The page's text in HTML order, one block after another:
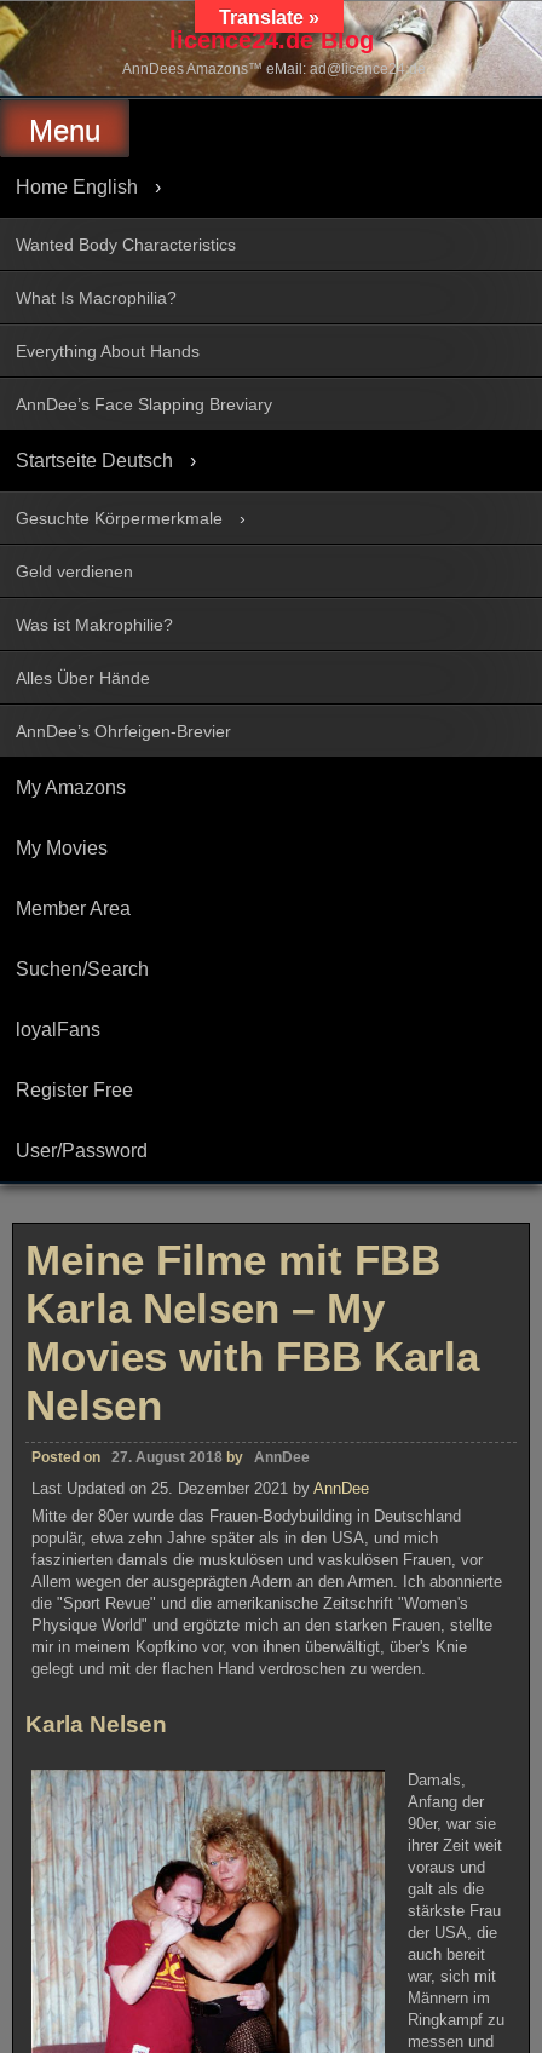
Skip
to
content
licence24.de Blog
AnnDees Amazons™ eMail: ad@licence24.de
Menu
Home English
Wanted Body Characteristics
What Is Macrophilia?
Everything About Hands
AnnDee’s Face Slapping Breviary
Startseite Deutsch
Gesuchte Körpermerkmale
Geld verdienen
Was ist Makrophilie?
Alles Über Hände
AnnDee’s Ohrfeigen-Brevier
My Amazons
My Movies
Member Area
Suchen/Search
loyalFans
Register Free
User/Password
Meine Filme mit FBB
Karla Nelsen – My
Movies with FBB Karla
Nelsen
Posted on 27. August 2018 by AnnDee
Last Updated on 25. Dezember 2021 byAnnDee
Mitte der 80er wurde das Frauen-Bodybuilding in Deutschland
populär, etwa zehn Jahre später als in den USA, und mich
faszinierten damals die muskulösen und vaskulösen Frauen, vor
Allem wegen der ausgeprägten Adern an den Armen. Ich abonnierte
die "Sport Revue" und die amerikanische Zeitschrift "Women's
Physique World" und ergötzte mich an den starken Frauen, stellte
mir in meinem Kopfkino vor, von ihnen überwältigt, über's Knie
gelegt und mit der flachen Hand verdroschen zu werden.
Karla Nelsen
Damals,
Anfang der
90er, war sie
ihrer Zeit weit
voraus und
galt als die
stärkste Frau
der USA, die
auch bereit
war, sich mit
Männern im
Ringkampf zu
messen und
Translate »